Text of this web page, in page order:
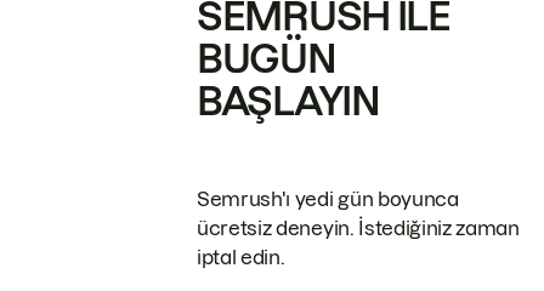
SEMRUSH ILE
BUGÜN
BAŞLAYIN
Semrush'ı yedi gün boyunca
ücretsiz deneyin. İstediğiniz zaman
iptal edin.